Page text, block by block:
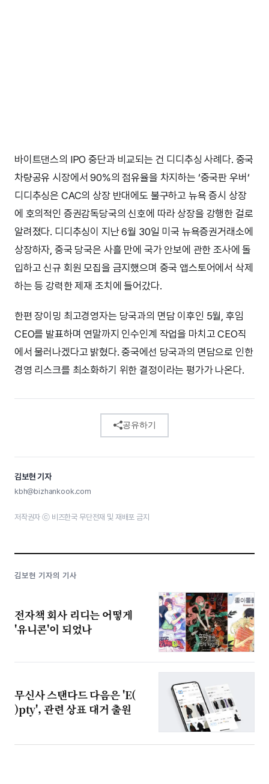
바이트댄스의 IPO 중단과 비교되는 건 디디추싱 사례다. 중국
차량공유 시장에서 90%의 점유율을 차지하는 ‘중국판 우버‘
디디추싱은 CAC의 상장 반대에도 불구하고 뉴욕 증시 상장
에 호의적인 증권감독당국의 신호에 따라 상장을 강행한 걸로
알려졌다. 디디추싱이 지난 6월 30일 미국 뉴욕증권거래소에
상장하자, 중국 당국은 사흘 만에 국가 안보에 관한 조사에 돌
입하고 신규 회원 모집을 금지했으며 중국 앱스토어에서 삭제
하는 등 강력한 제재 조치에 들어갔다.
한편 장이밍 최고경영자는 당국과의 면담 이후인 5월, 후임
CEO를 발표하며 연말까지 인수인계 작업을 마치고 CEO직
에서 물러나겠다고 밝혔다. 중국에선 당국과의 면담으로 인한
경영 리스크를 최소화하기 위한 결정이라는 평가가 나온다.
공유하기
김보현 기자
kbh@bizhankook.com
저작권자 ⓒ 비즈한국 무단전재 및 재배포 금지
김보현 기자의 기사
전자책 회사 리디는 어떻게
'유니콘'이 되었나
무신사 스탠다드 다음은 'E(
)pty', 관련 상표 대거 출원